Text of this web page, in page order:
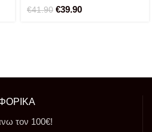
€41.90 €39.90
τον 100€!